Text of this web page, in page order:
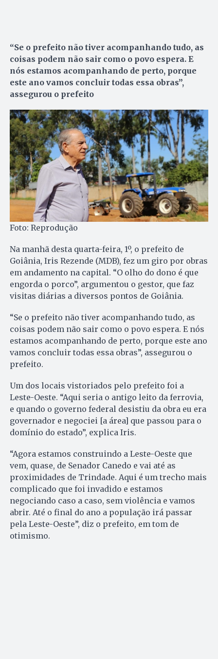
“Se o prefeito não tiver acompanhando tudo, as
coisas podem não sair como o povo espera. E
nós estamos acompanhando de perto, porque
este ano vamos concluir todas essa obras”,
assegurou o prefeito
Foto: Reprodução
Na manhã desta quarta-feira, 1º, o prefeito de
Goiânia, Iris Rezende (MDB), fez um giro por obras
em andamento na capital. “O olho do dono é que
engorda o porco”, argumentou o gestor, que faz
visitas diárias a diversos pontos de Goiânia.
“Se o prefeito não tiver acompanhando tudo, as
coisas podem não sair como o povo espera. E nós
estamos acompanhando de perto, porque este ano
vamos concluir todas essa obras”, assegurou o
prefeito.
Um dos locais vistoriados pelo prefeito foi a
Leste-Oeste. “Aqui seria o antigo leito da ferrovia,
e quando o governo federal desistiu da obra eu era
governador e negociei [a área] que passou para o
domínio do estado”, explica Iris.
“Agora estamos construindo a Leste-Oeste que
vem, quase, de Senador Canedo e vai até as
proximidades de Trindade. Aqui é um trecho mais
complicado que foi invadido e estamos
negociando caso a caso, sem violência e vamos
abrir. Até o final do ano a população irá passar
pela Leste-Oeste”, diz o prefeito, em tom de
otimismo.